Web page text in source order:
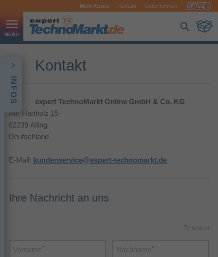
Mein Konto Kontakt Unternehmen
INFOS
Kontakt
expert TechnoMarkt Online GmbH & Co. KG
Am Hartholz 15
82239 Alling
Deutschland
E-Mail: kundenservice@expert-technomarkt.de
Ihre Nachricht an uns
*
Vorname* Nachname*